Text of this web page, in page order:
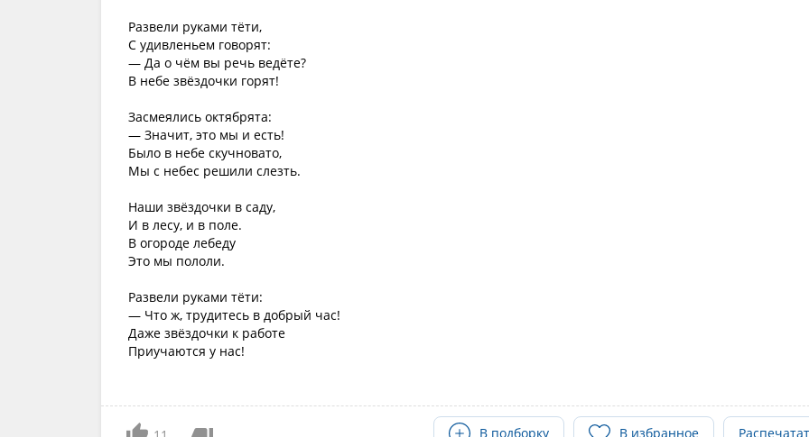
Развели руками тёти,
С удивленьем говорят:
— Да о чём вы речь ведёте?
В небе звёздочки горят!
Засмеялись октябрята:
— Значит, это мы и есть!
Было в небе скучновато,
Мы с небес решили слезть.
Наши звёздочки в саду,
И в лесу, и в поле.
В огороде лебеду
Это мы пололи.
Развели руками тёти:
— Что ж, трудитесь в добрый час!
Даже звёздочки к работе
Приучаются у нас!
В подборку В избранное